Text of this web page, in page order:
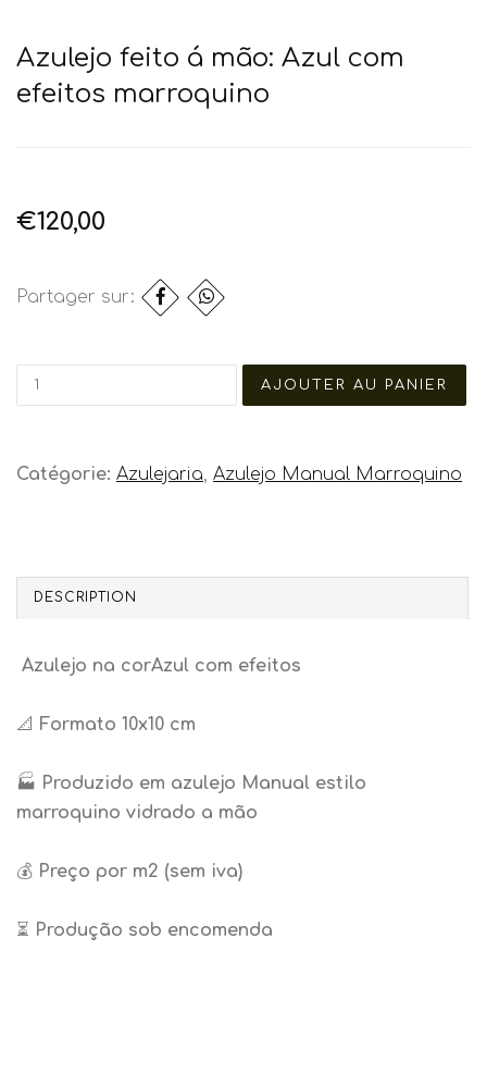
Azulejo feito á mão: Azul com
efeitos marroquino
€120,00
Partager sur:
Catégorie: Azulejaria Azulejo Manual Marroquino
DESCRIPTION
Azulejo na corAzul com efeitos
📐 Formato 10x10 cm
🏭 Produzido em azulejo Manual estilo
marroquino vidrado a mão
💰 Preço por m2 (sem iva)
⏳ Produção sob encomenda